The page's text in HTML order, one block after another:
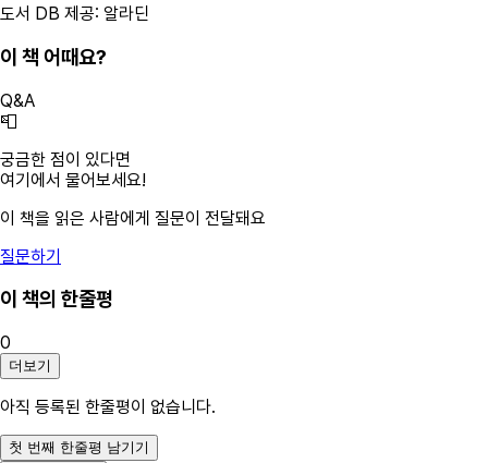
도서 DB 제공: 알라딘
이 책 어때요?
Q&A
📮
궁금한 점이 있다면
여기에서 물어보세요!
이 책을 읽은 사람에게 질문이 전달돼요
질문하기
이 책의 한줄평
0
더보기
아직 등록된 한줄평이 없습니다.
첫 번째 한줄평 남기기